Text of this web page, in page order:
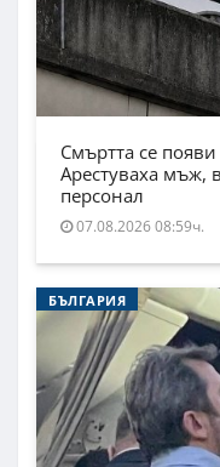
Смъртта се
Арестуваха мъж,
персонал
07.08.2026 08:59ч.
БЪЛГАРИЯ